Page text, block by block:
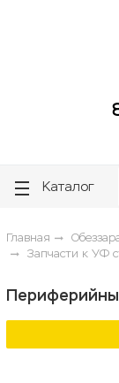
Каталог
Главная
Запчасти к УФ